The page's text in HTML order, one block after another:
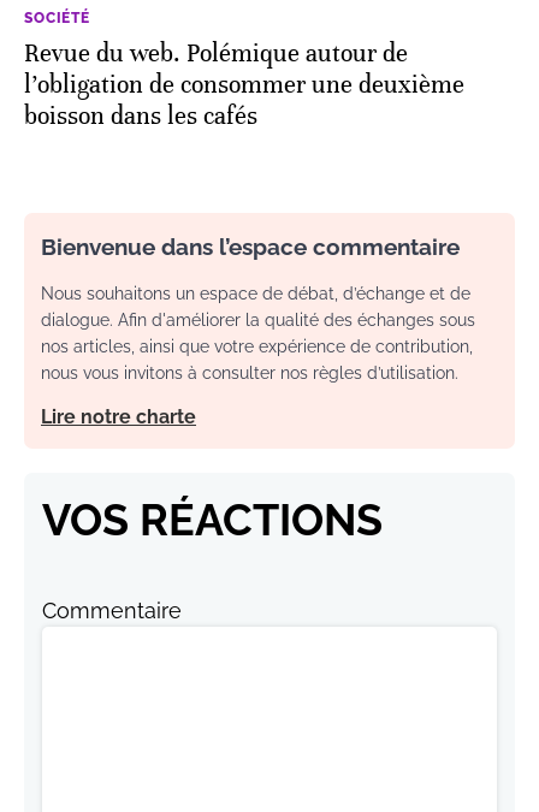
SOCIÉTÉ
Revue du web. Polémique autour de
l’obligation de consommer une deuxième
boisson dans les cafés
Bienvenue dans l’espace commentaire
Nous souhaitons un espace de débat, d’échange et de
dialogue. Afin d'améliorer la qualité des échanges sous
nos articles, ainsi que votre expérience de contribution,
nous vous invitons à consulter nos règles d’utilisation.
Lire notre charte
VOS RÉACTIONS
Commentaire